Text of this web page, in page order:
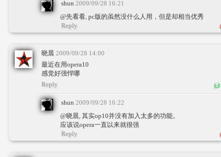
shun 2009/09/28 16:21
@先看看, pc版的虽然没什么人用，但是却相当优秀
Reply
晓晨 2009/09/28 14:00
最近在用opera10
感觉好强悍哪
Reply
shun 2009/09/28 16:22
@晓晨, 其实op10并没有加入太多的功能。
应该说opera一直以来就很强
Reply